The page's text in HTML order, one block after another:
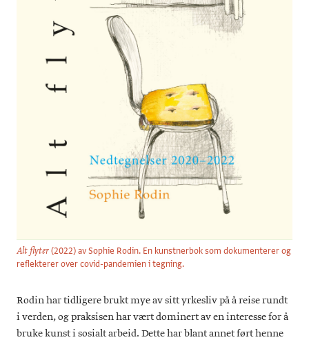
Siste publikasjoner, utvalg:
2022
, nedtegnelser 2020-2022
2019At Home in the world III
, tegning/tekst/collage
At Home in the World II
2017Comics in social work
-10 years experience in Palestinian
Alt flyter (2022) av Sophie Rodin. En kunstnerbok som dokumenterer og
reflekterer over covid-pandemien i tegning.
Rodin har tidligere brukt mye av sitt yrkesliv på å reise rundt
i verden, og praksisen har vært dominert av en interesse for å
bruke kunst i sosialt arbeid. Dette har blant annet ført henne